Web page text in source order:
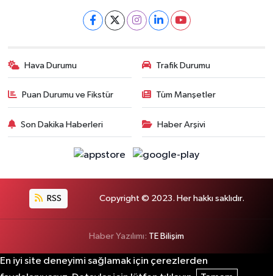
Hava Durumu Trafik Durumu
Puan Durumu ve Fikstür Tüm Manşetler
Son Dakika Haberleri Haber Arşivi
RSS Copyright © 2023. Her hakkı saklıdır.
Haber Yazılımı: TE Bilişim
En iyi site deneyimi sağlamak için çerezlerden